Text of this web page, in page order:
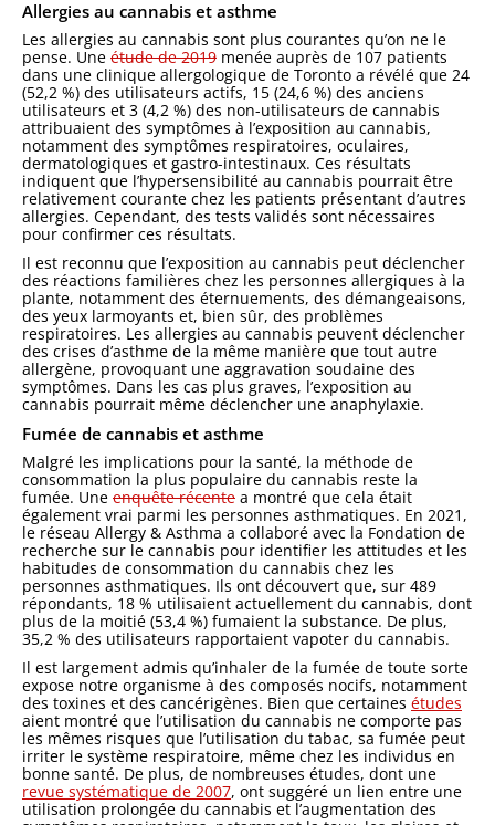
Allergies au cannabis et asthme
Les allergies au cannabis sont plus courantes qu’on ne le
pense. Une étude de 2019 menée auprès de 107 patients
dans une clinique allergologique de Toronto a révélé que 24
(52,2 %) des utilisateurs actifs, 15 (24,6 %) des anciens
utilisateurs et 3 (4,2 %) des non-utilisateurs de cannabis
attribuaient des symptômes à l’exposition au cannabis,
notamment des symptômes respiratoires, oculaires,
dermatologiques et gastro-intestinaux. Ces résultats
indiquent que l’hypersensibilité au cannabis pourrait être
relativement courante chez les patients présentant d’autres
allergies. Cependant, des tests validés sont nécessaires
pour confirmer ces résultats.
Il est reconnu que l’exposition au cannabis peut déclencher
des réactions familières chez les personnes allergiques à la
plante, notamment des éternuements, des démangeaisons,
des yeux larmoyants et, bien sûr, des problèmes
respiratoires. Les allergies au cannabis peuvent déclencher
des crises d’asthme de la même manière que tout autre
allergène, provoquant une aggravation soudaine des
symptômes. Dans les cas plus graves, l’exposition au
cannabis pourrait même déclencher une anaphylaxie.
Fumée de cannabis et asthme
Malgré les implications pour la santé, la méthode de
consommation la plus populaire du cannabis reste la
fumée. Une enquête récente a montré que cela était
également vrai parmi les personnes asthmatiques. En 2021,
le réseau Allergy & Asthma a collaboré avec la Fondation de
recherche sur le cannabis pour identifier les attitudes et les
habitudes de consommation du cannabis chez les
personnes asthmatiques. Ils ont découvert que, sur 489
répondants, 18 % utilisaient actuellement du cannabis, dont
plus de la moitié (53,4 %) fumaient la substance. De plus,
35,2 % des utilisateurs rapportaient vapoter du cannabis.
Il est largement admis qu’inhaler de la fumée de toute sorte
expose notre organisme à des composés nocifs, notamment
des toxines et des cancérigènes. Bien que certaines études
aient montré que l’utilisation du cannabis ne comporte pas
les mêmes risques que l’utilisation du tabac, sa fumée peut
irriter le système respiratoire, même chez les individus en
bonne santé. De plus, de nombreuses études, dont une
revue systématique de 2007, ont suggéré un lien entre une
utilisation prolongée du cannabis et l’augmentation des